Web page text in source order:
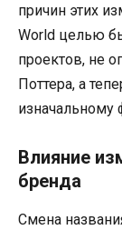
причин этих
World целью
проектов, не
Поттера, а
изначальному
Влияние
бренда
Смена